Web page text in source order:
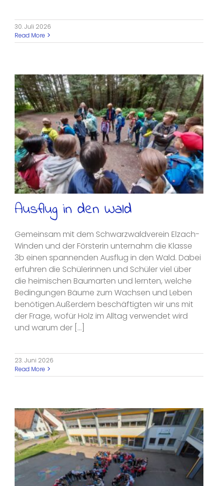
30. Juli 2026
Read More
Ausflug in den Wald
Gemeinsam mit dem Schwarzwaldverein Elzach-
Winden und der Försterin unternahm die Klasse
3b einen spannenden Ausflug in den Wald. Dabei
erfuhren die Schülerinnen und Schüler viel über
die heimischen Baumarten und lernten, welche
Bedingungen Bäume zum Wachsen und Leben
benötigen.Außerdem beschäftigten wir uns mit
der Frage, wofür Holz im Alltag verwendet wird
und warum der [...]
23. Juni 2026
Read More